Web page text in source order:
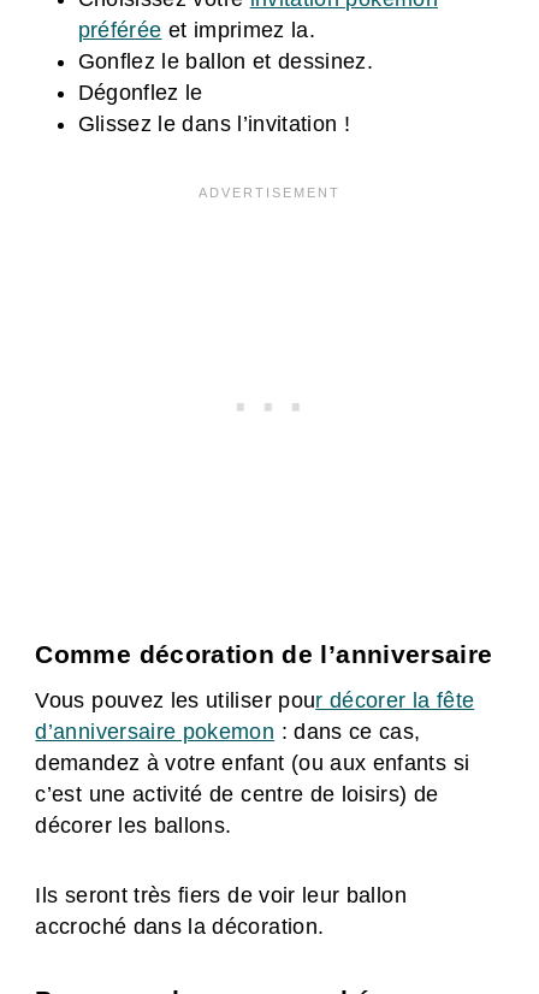
préférée et imprimez la.
Gonflez le ballon et dessinez.
Dégonflez le
Glissez le dans l’invitation !
Comme décoration de l’anniversaire
Vous pouvez les utiliser pour décorer la fête
d’anniversaire pokemon : dans ce cas,
demandez à votre enfant (ou aux enfants si
c’est une activité de centre de loisirs) de
décorer les ballons.
Ils seront très fiers de voir leur ballon
accroché dans la décoration.